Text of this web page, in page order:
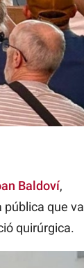
Baldoví,
pública que va
quirúrgica.